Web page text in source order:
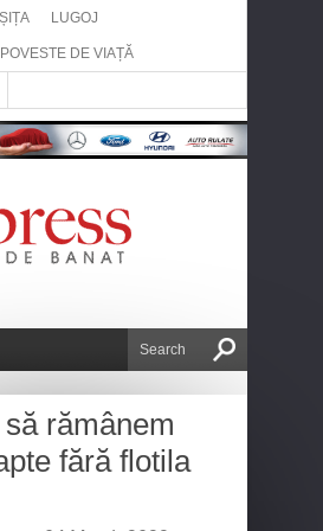
LUGOJ
POVESTE DE VIAȚĂ
rămânem
fără flotila